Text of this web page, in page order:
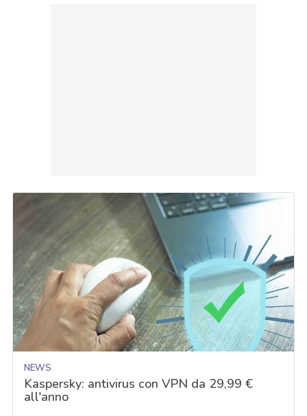
NEWS
Kaspersky: antivirus con VPN da 29,99 €
all'anno